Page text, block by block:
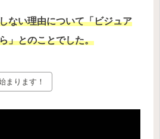
ない理由について「ビジュア
」とのことでした。
まります！